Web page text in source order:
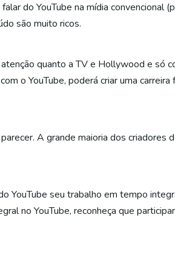
do YouTube na mídia convencional
são muito ricos.
quanto a TV e Hollywood e só
o YouTube, poderá criar uma carreira
A grande maioria dos criadores
YouTube seu trabalho em tempo
no YouTube, reconheça que